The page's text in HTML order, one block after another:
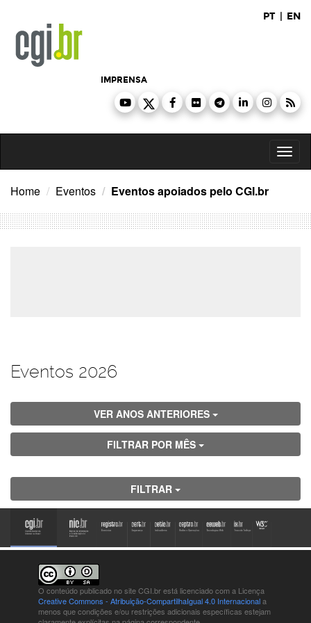
conteúdo
PT | EN
IMPRENSA
Home Eventos Eventos apoiados pelo CGI.br
Eventos 2026
VER ANOS ANTERIORES
FILTRAR POR MÊS
FILTRAR
O conteúdo publicado no site CGI.br está licenciado com a Licença
Creative Commons - Atribuição-CompartilhaIgual 4.0 Internacionala
menos que condições e/ou restrições adicionais específicas estejam